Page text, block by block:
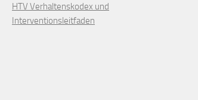
HTV Verhaltenskodex und
Interventionsleitfaden